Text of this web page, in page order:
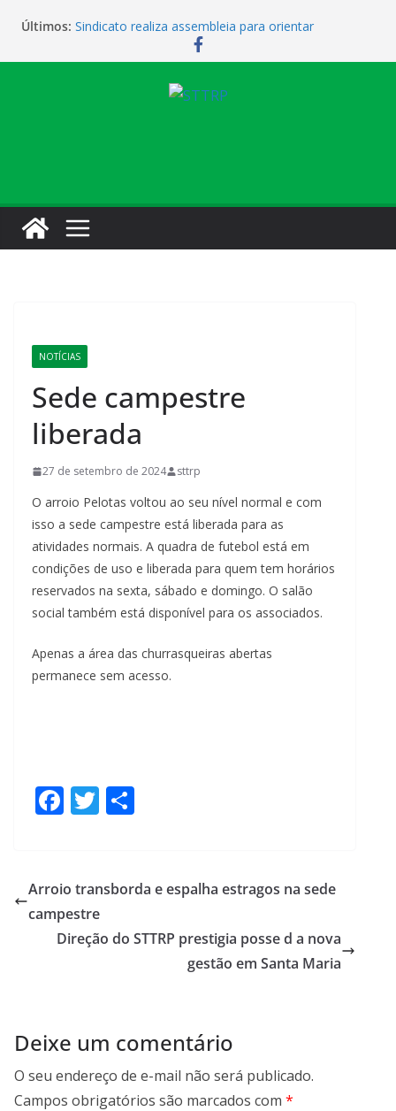
Últimos: Sindicato realiza assembleia para orientar
cobradores sobre novas possibilidades de
qualificação e recolocação profissional
Sindicato promove encontro para orientar
cobradores sobre qualificação e recolocação
NOTÍCIAS
Sede campestre
liberada
27 de setembro de 2024 sttrp
O arroio Pelotas voltou ao seu nível normal e com
isso a sede campestre está liberada para as
atividades normais. A quadra de futebol está em
condições de uso e liberada para quem tem horários
reservados na sexta, sábado e domingo. O salão
social também está disponível para os associados.
Apenas a área das churrasqueiras abertas
permanece sem acesso.
F
b
o
o
T
er e
Arroio transborda e espalha estragos na sede
campestre
Direção do STTRP prestigia posse d a nova
gestão em Santa Maria
Deixe um comentário
O seu endereço de e-mail não será publicado.
Campos obrigatórios são marcados com *